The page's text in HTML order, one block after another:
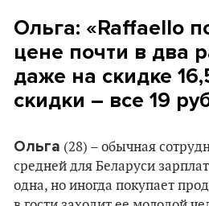
Ольга: «Raffaello
цене почти в два
даже на скидке
скидки – все 19
Ольга (28) – обычная
средней для Беларуси
одна, но иногда покупает